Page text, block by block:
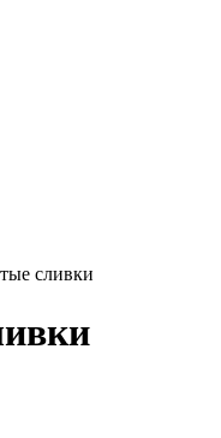
сливки